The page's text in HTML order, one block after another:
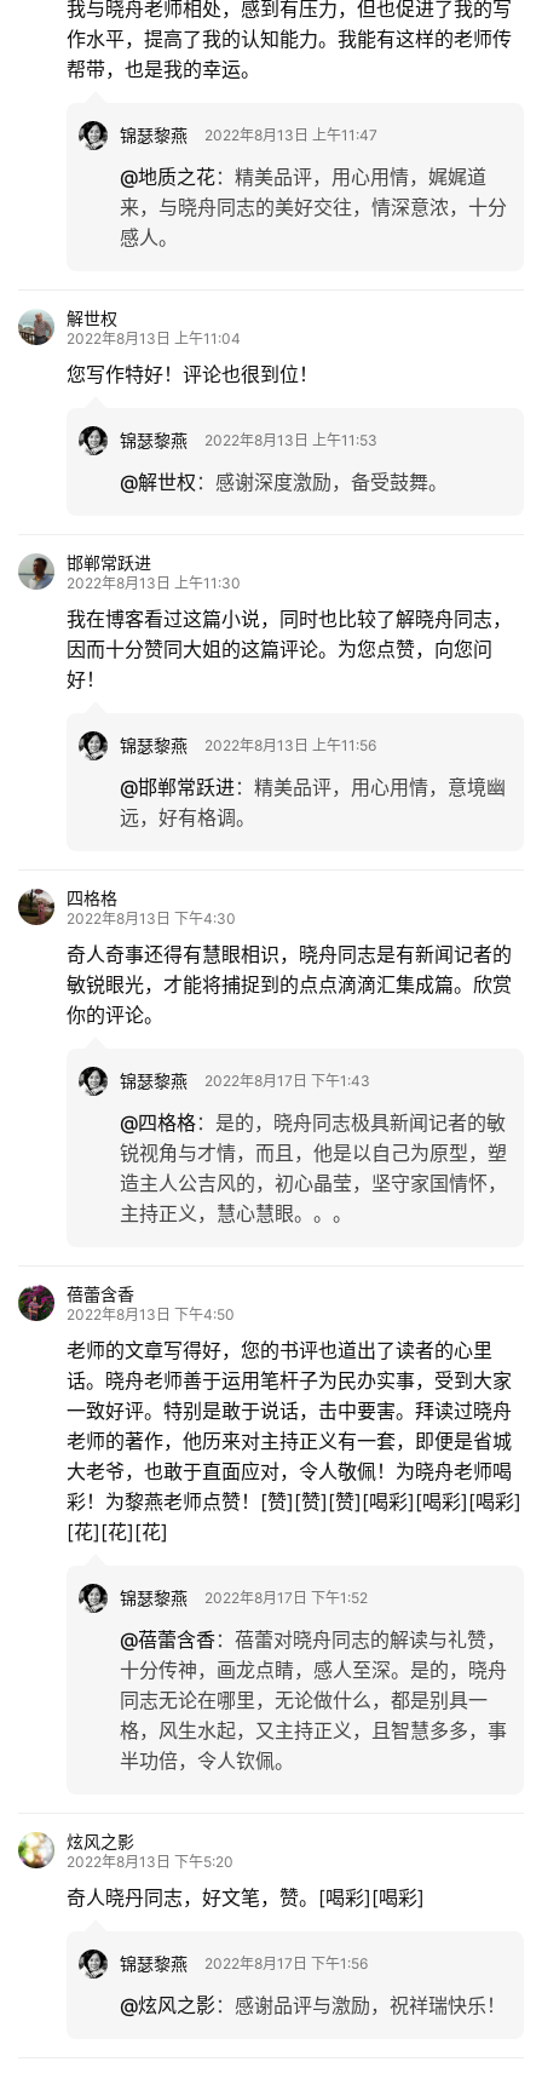
专
题
我与晓舟老师相处，感到有压力，但也促进了我的写
作水平，提高了我的认知能力。我能有这样的老师传
帮带，也是我的幸运。
锦瑟黎燕 2022年8月13日 上午11:47
@地质之花： 精美品评，用心用情，娓娓道
来，与晓舟同志的美好交往，情深意浓，十分
感人。
解世权
2022年8月13日 上午11:04
您写作特好！评论也很到位！
锦瑟黎燕 2022年8月13日 上午11:53
@解世权 ： 感谢深度激励，备受鼓舞。
邯郸常跃进
2022年8月13日 上午11:30
我在博客看过这篇小说，同时也比较了解晓舟同志，
因而十分赞同大姐的这篇评论。为您点赞，向您问
好！
锦瑟黎燕 2022年8月13日 上午11:56
@邯郸常跃进： 精美品评，用心用情，意境幽
远，好有格调。
四格格
2022年8月13日 下午4:30
奇人奇事还得有慧眼相识，晓舟同志是有新闻记者的
敏锐眼光，才能将捕捉到的点点滴滴汇集成篇。欣赏
你的评论。
锦瑟黎燕 2022年8月17日 下午1:43
@四格格： 是的，晓舟同志极具新闻记者的敏
锐视角与才情，而且，他是以自己为原型，塑
造主人公吉风的，初心晶莹，坚守家国情怀，
主持正义，慧心慧眼。。。
蓓蕾含香
2022年8月13日 下午4:50
老师的文章写得好，您的书评也道出了读者的心里
话。晓舟老师善于运用笔杆子为民办实事，受到大家
一致好评。特别是敢于说话，击中要害。拜读过晓舟
老师的著作，他历来对主持正义有一套，即便是省城
大老爷，也敢于直面应对，令人敬佩！为晓舟老师喝
彩！为黎燕老师点赞！[赞][赞][赞][喝彩][喝彩][喝彩]
[花][花][花]
锦瑟黎燕 2022年8月17日 下午1:52
@蓓蕾含香： 蓓蕾对晓舟同志的解读与礼赞，
十分传神，画龙点睛，感人至深。是的，晓舟
同志无论在哪里，无论做什么，都是别具一
格，风生水起，又主持正义，且智慧多多，事
半功倍，令人钦佩。
炫风之影
2022年8月13日 下午5:20
奇人晓丹同志，好文笔，赞。[喝彩][喝彩]
锦瑟黎燕 2022年8月17日 下午1:56
@炫风之影： 感谢品评与激励，祝祥瑞快乐！